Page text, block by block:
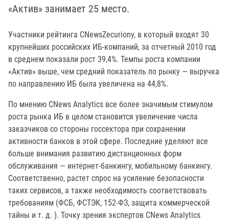
«Актив» занимает 25 место.
Участники рейтинга CNewsZecuriony, в который входят 30
крупнейших российских ИБ-компаний, за отчетный 2010 год
в среднем показали рост 39,4%. Темпы роста компании
«Актив» выше, чем средний показатель по рынку — выручка
по направлению ИБ была увеличена на 44,8%.
По мнению CNews Analytics все более значимым стимулом
роста рынка ИБ в целом становится увеличение числа
заказчиков со стороны госсектора при сохранении
активности банков в этой сфере. Последние уделяют все
больше внимания развитию дистанционных форм
обслуживания — интернет-банкингу, мобильному банкингу.
Соответственно, растет спрос на усиление безопасности
таких сервисов, а также необходимость соответствовать
требованиям (ФСБ, ФСТЭК, 152-ФЗ, защита коммерческой
тайны и т. д. ). Точку зрения экспертов CNews Analytics